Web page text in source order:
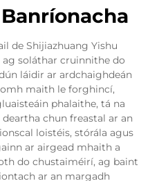
de Shijiazhuang Yishu
ag soláthar cruinnithe do
láidir ar ardchaighdeán
maith le forghincí,
phalaithe, tá na
chun freastal ar an
loistéis, stórála agus
ar airgead mhaith a
do chustaiméirí, ag baint
ar an margadh